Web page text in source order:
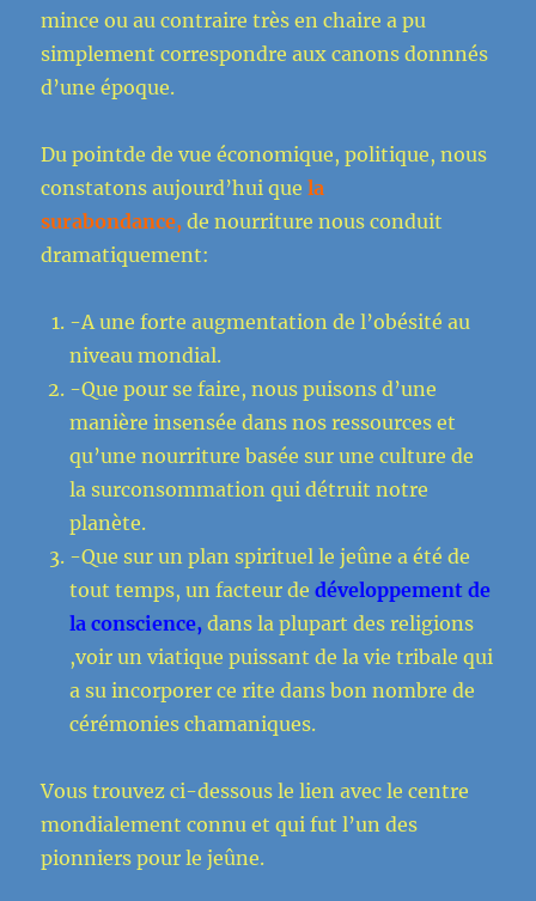
mince ou au contraire très en chaire a pu
simplement correspondre aux canons donnnés
d’une époque.
Du pointde de vue économique, politique, nous
constatons aujourd’hui quela
surabondance, de nourriture nous conduit
dramatiquement:
-A une forte augmentation de l’obésité au
niveau mondial.
-Que pour se faire, nous puisons d’une
manière insensée dans nos ressources et
qu’une nourriture basée sur une culture de
la surconsommation qui détruit notre
planète.
-Que sur un plan spirituel le jeûne a été de
tout temps, un facteur dedéveloppement de
la conscience, dans la plupart des religions
,voir un viatique puissant de la vie tribale qui
a su incorporer ce rite dans bon nombre de
cérémonies chamaniques.
Vous trouvez ci-dessous le lien avec le centre
mondialement connu et qui fut l’un des
pionniers pour le jeûne.